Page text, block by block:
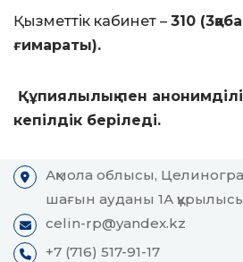
Қызметтік кабинет – 310
ғимараты).
Құпиялылық пен
кепілдік беріледі.
Ақмола облысы,
шағын ауданы 1А
celin-rp@yandex.kz
+7 (716) 517-91-17